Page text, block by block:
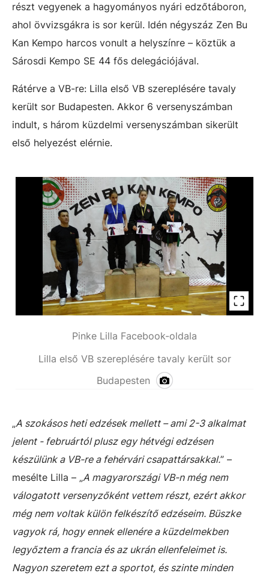
részt vegyenek a hagyományos nyári edzőtáboron,
ahol övvizsgákra is sor kerül. Idén négyszáz Zen Bu
Kan Kempo harcos vonult a helyszínre – köztük a
Sárosdi Kempo SE 44 fős delegációjával.
Rátérve a VB-re: Lilla első VB szereplésére tavaly
került sor Budapesten. Akkor 6 versenyszámban
indult, s három küzdelmi versenyszámban sikerült
első helyezést elérnie.
Pinke Lilla Facebook-oldala
Lilla első VB szereplésére tavaly került sor
Budapesten
„A szokásos heti edzések mellett – ami 2-3 alkalmat
jelent - februártól plusz egy hétvégi edzésen
készülünk a VB-re a fehérvári csapattársakkal.” –
mesélte Lilla – „A magyarországi VB-n még nem
válogatott versenyzőként vettem részt, ezért akkor
még nem voltak külön felkészítő edzéseim. Büszke
vagyok rá, hogy ennek ellenére a küzdelmekben
legyőztem a francia és az ukrán ellenfeleimet is.
Nagyon szeretem ezt a sportot, és szinte minden